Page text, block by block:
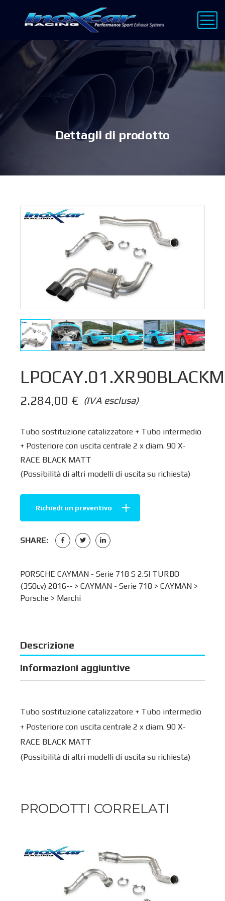
Dettagli di prodotto
(IVA esclusa)
2.284,00 €
Tubo sostituzione catalizzatore + Tubo intermedio
+ Posteriore con uscita centrale 2 x diam. 90 X-
RACE BLACK MATT
(Possibilità di altri modelli di uscita su richiesta)
Richiedi un preventivo
SHARE:
PORSCHE CAYMAN - Serie 718 S 2.5I TURBO
(350cv) 2016-- > CAYMAN - Serie 718 > CAYMAN >
Porsche > Marchi
Descrizione
Informazioni aggiuntive
Tubo sostituzione catalizzatore + Tubo intermedio
+ Posteriore con uscita centrale 2 x diam. 90 X-
RACE BLACK MATT
(Possibilità di altri modelli di uscita su richiesta)
PRODOTTI CORRELATI